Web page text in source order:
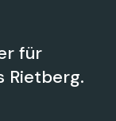
für
Rietberg.